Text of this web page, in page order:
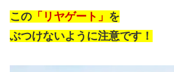
この 「リヤゲート」 を
ぶつけないように注意です！